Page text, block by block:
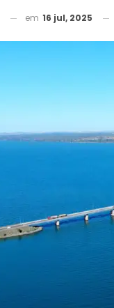
em 16 jul, 2025